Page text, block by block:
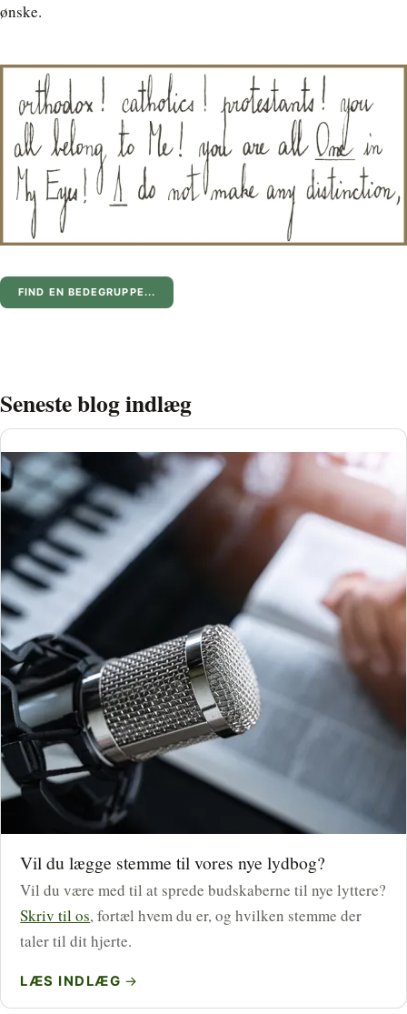
ønske.
FIND EN BEDEGRUPPE...
Seneste blog indlæg
Vil du lægge stemme til vores nye lydbog?
Vil du være med til at sprede budskaberne til nye lyttere?
Skriv til os, fortæl hvem du er, og hvilken stemme der
taler til dit hjerte.
LÆS INDLÆG